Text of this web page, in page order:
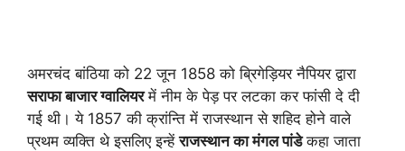
अमरचंद बांठिया को 22 जून 1858 को ब्रिगेड़ियर नैपियर द्वारा
सराफा बाजार ग्वालियरमें नीम के पेड़ पर लटका कर फांसी दे दी
गई थी। ये 1857 की क्रांन्ति में राजस्थान से शहिद होने वाले
प्रथम व्यक्ति थे इसलिए इन्हेंराजस्थान का मंगल पांडेकहा जाता